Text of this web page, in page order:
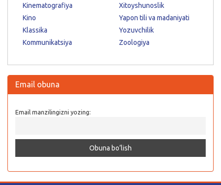
Kinematografiya
Kino
Klassika
Kommunikatsiya
Xitoyshunoslik
Yapon tili va madaniyati
Yozuvchilik
Zoologiya
Email obuna
Email manzilingizni yozing: